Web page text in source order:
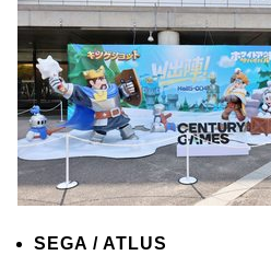
SEGA / ATLUS